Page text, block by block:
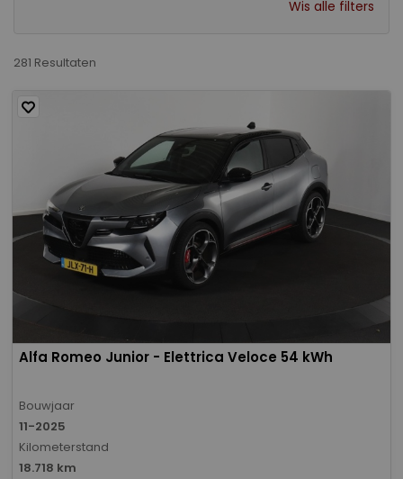
Wis alle filters
281 Resultaten
Alfa Romeo Junior - Elettrica Veloce 54 kWh
Bouwjaar
11-2025
Kilometerstand
18.718 km